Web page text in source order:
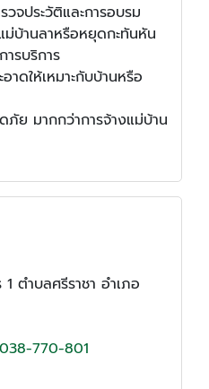
จประวัติและการอบรม
ม่บ้านลาหรือหยุดกะทันหัน
รบริการ
าดให้เหมาะกับบ้านหรือ
ภัย มากกว่าการจ้างแม่บ้าน
ตำบลศรีราชา อำเภอ
038-770-801